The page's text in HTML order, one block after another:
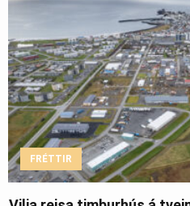
FRÉTTIR